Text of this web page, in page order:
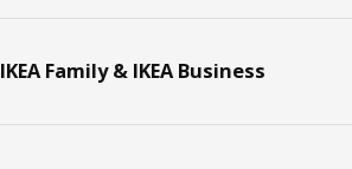
IKEA Family & IKEA Business